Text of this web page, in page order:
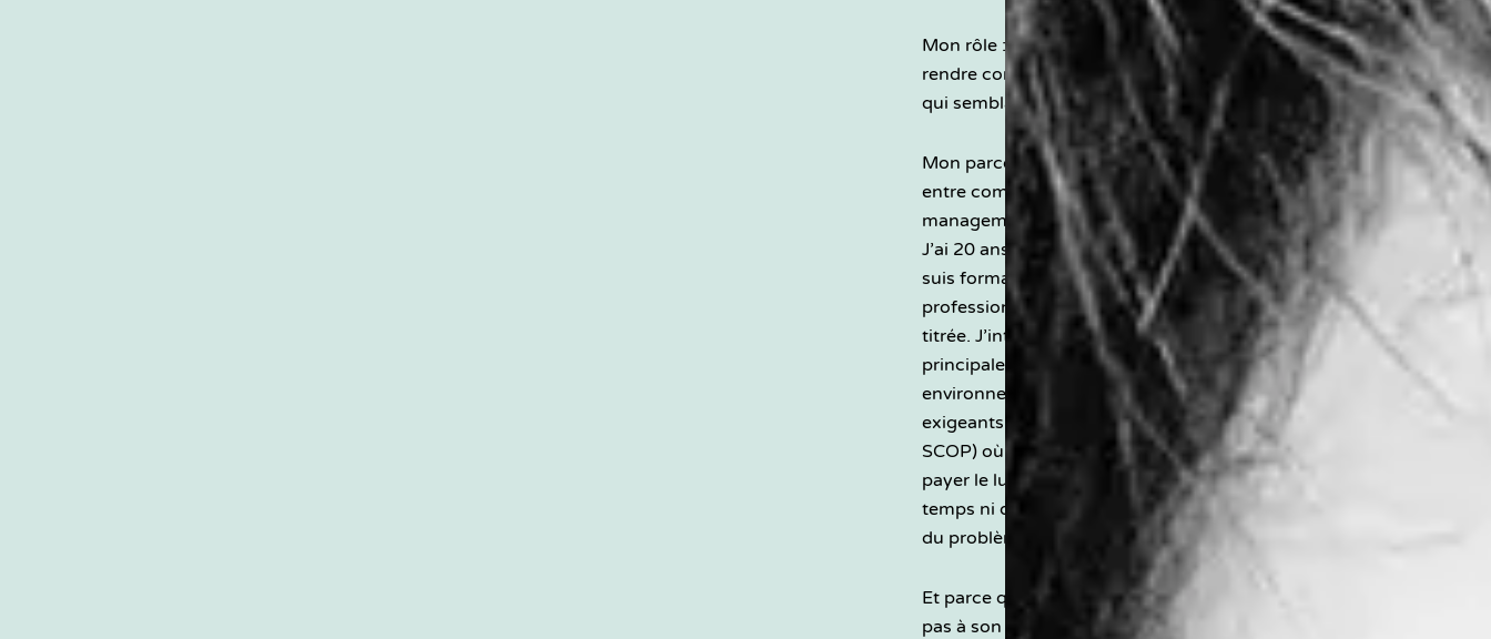
Mon rôle : traduire, relier,
rendre compréhensible ce
qui semblait loin.
Mon parcours s’est construit
entre communication,
management et formation.
J’ai 20 ans d’expérience et je
suis formatrice
professionnelle d’adultes
titrée. J’interviens
principalement dans des
environnements industriels
exigeants (PME, ateliers,
SCOP) où l’on ne peut pas se
payer le luxe de perdre du
temps ni de tourner autour
du problème.
Et parce qu’on ne se résume
pas à son métier, j’ai aussi